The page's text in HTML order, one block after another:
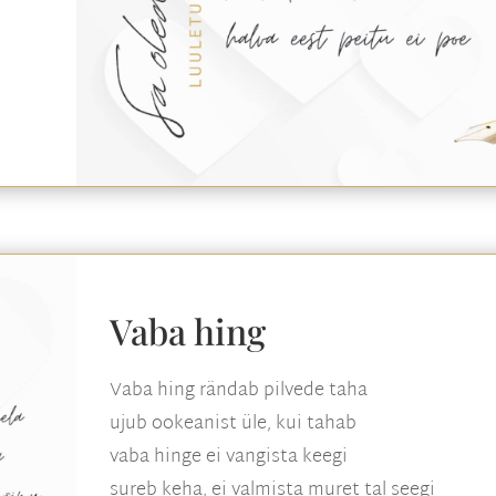
Vaba hing
Vaba hing rändab pilvede taha
ujub ookeanist üle, kui tahab
vaba hinge ei vangista keegi